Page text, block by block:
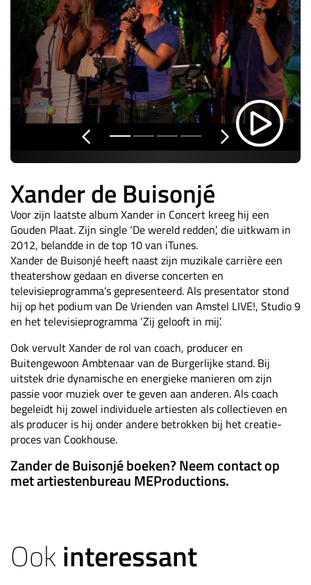
Xander de Buisonjé
Voor zijn laatste album Xander in Concert kreeg hij een
Gouden Plaat. Zijn single ‘De wereld redden’, die uitkwam in
2012, belandde in de top 10 van iTunes.
Xander de Buisonjé heeft naast zijn muzikale carrière een
theatershow gedaan en diverse concerten en
televisieprogramma’s gepresenteerd. Als presentator stond
hij op het podium van De Vrienden van Amstel LIVE!, Studio 9
en het televisieprogramma ‘Zij gelooft in mij’.
Ook vervult Xander de rol van coach, producer en
Buitengewoon Ambtenaar van de Burgerlijke stand. Bij
uitstek drie dynamische en energieke manieren om zijn
passie voor muziek over te geven aan anderen. Als coach
begeleidt hij zowel individuele artiesten als collectieven en
als producer is hij onder andere betrokken bij het creatie-
proces van Cookhouse.
Zander de Buisonjé boeken? Neem contact op
met artiestenbureau MEProductions.
Ookinteressant